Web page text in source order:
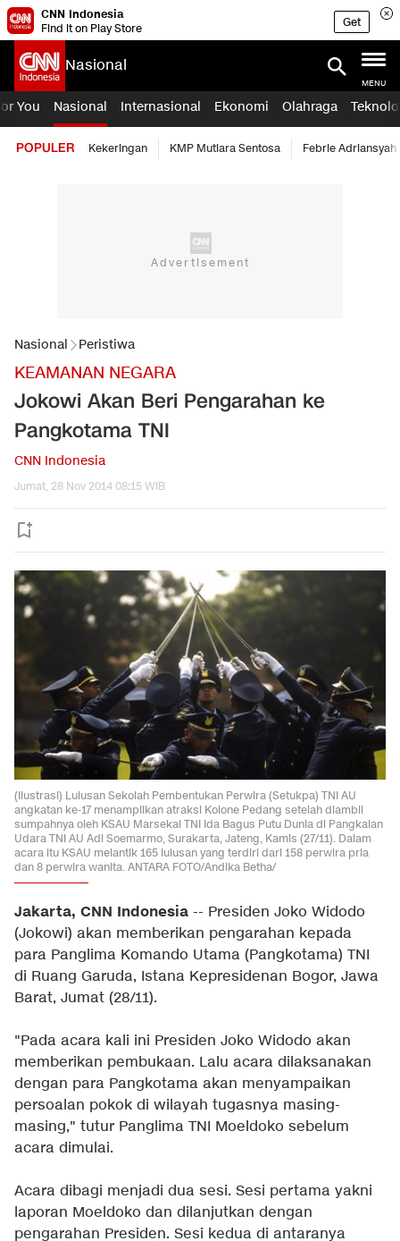
CNN Indonesia
Find it on Play Store
Get
Nasional
MENU
You Nasional Internasional Ekonomi Olahraga
POPULER Kekeringan KMP Mutiara Sentosa Febrie Adriansyah
Nasional Peristiwa
KEAMANAN NEGARA
Jokowi Akan Beri Pengarahan ke
Pangkotama TNI
CNN Indonesia
Jumat, 28 Nov 2014 08:15 WIB
(Ilustrasi) Lulusan Sekolah Pembentukan Perwira (Setukpa) TNI AU
angkatan ke-17 menampilkan atraksi Kolone Pedang setelah diambil
sumpahnya oleh KSAU Marsekal TNI Ida Bagus Putu Dunia di Pangkalan
Udara TNI AU Adi Soemarmo, Surakarta, Jateng, Kamis (27/11). Dalam
acara itu KSAU melantik 165 lulusan yang terdiri dari 158 perwira pria
dan 8 perwira wanita. ANTARA FOTO/Andika Betha/
Jakarta, CNN Indonesia -- Presiden Joko Widodo
(Jokowi) akan memberikan pengarahan kepada
para Panglima Komando Utama (Pangkotama) TNI
di Ruang Garuda, Istana Kepresidenan Bogor, Jawa
Barat, Jumat (28/11).
"Pada acara kali ini Presiden Joko Widodo akan
memberikan pembukaan. Lalu acara dilaksanakan
dengan para Pangkotama akan menyampaikan
persoalan pokok di wilayah tugasnya masing-
masing," tutur Panglima TNI Moeldoko sebelum
acara dimulai.
Acara dibagi menjadi dua sesi. Sesi pertama yakni
laporan Moeldoko dan dilanjutkan dengan
pengarahan Presiden. Sesi kedua di antaranya